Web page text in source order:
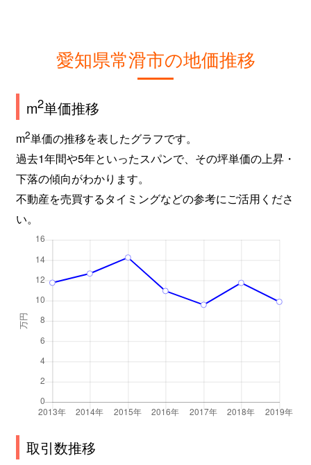
愛知県常滑市の地価推移
m2単価推移
m2単価の推移を表したグラフです。
過去1年間や5年といったスパンで、その坪単価の上昇・
下落の傾向がわかります。
不動産を売買するタイミングなどの参考にご活用くださ
い。
取引数推移